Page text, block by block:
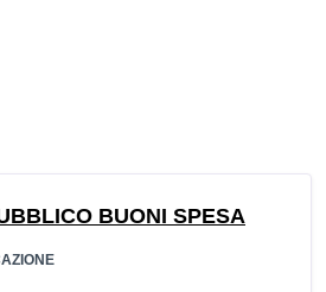
BUONI SPESA